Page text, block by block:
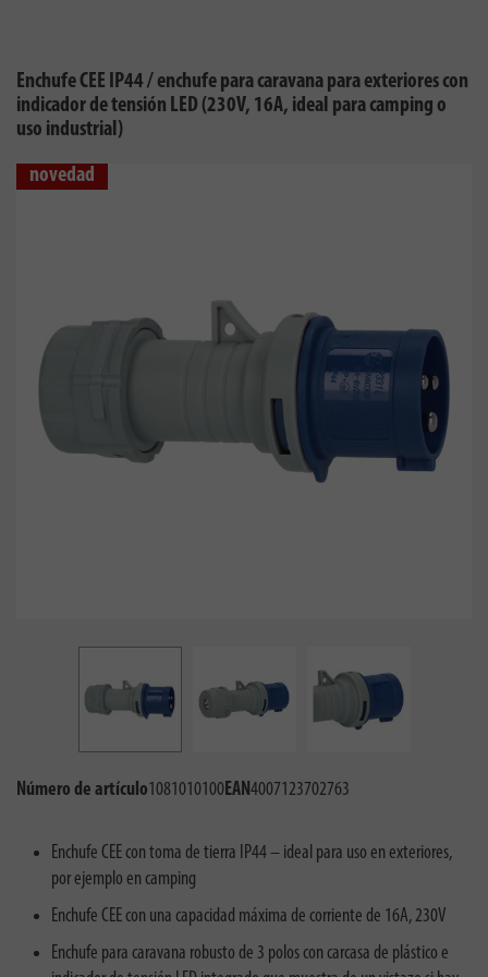
Enchufe CEE IP44 / enchufe para caravana para exteriores con
indicador de tensión LED (230V, 16A, ideal para camping o
uso industrial)
novedad
Número de artículo1081010100EAN4007123702763
Enchufe CEE con toma de tierra IP44 – ideal para uso en exteriores,
por ejemplo en camping
Enchufe CEE con una capacidad máxima de corriente de 16A, 230V
Enchufe para caravana robusto de 3 polos con carcasa de plástico e